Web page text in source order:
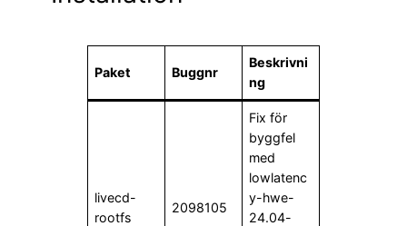
Paket Buggnr
Beskrivni
ng
livecd-
rootfs
2098105
Fix för
byggfel
med
lowlatenc
y-hwe-
24.04-